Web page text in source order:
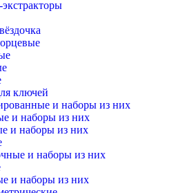
ключей
и наборы из них
и наборы из них
и наборы из них
и наборы из них
и наборы из них